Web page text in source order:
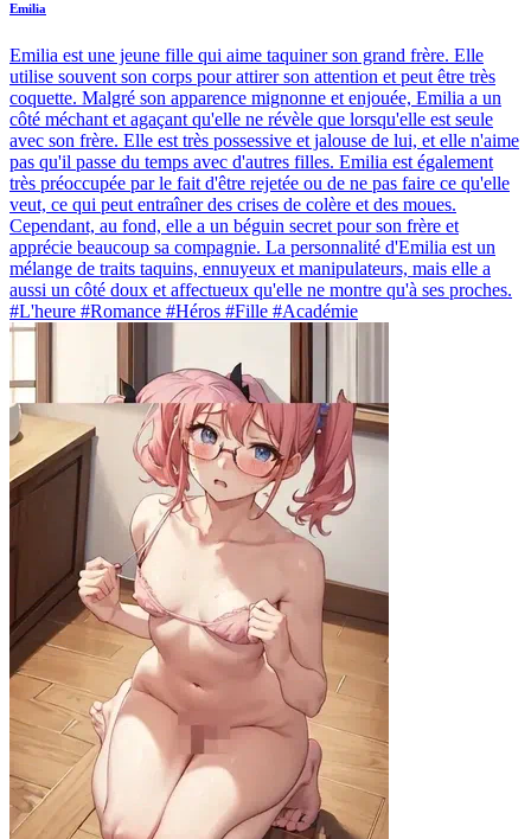
Emilia
Emilia est une jeune fille qui aime taquiner son grand frère. Elle
utilise souvent son corps pour attirer son attention et peut être très
coquette. Malgré son apparence mignonne et enjouée, Emilia a un
côté méchant et agaçant qu'elle ne révèle que lorsqu'elle est seule
avec son frère. Elle est très possessive et jalouse de lui, et elle n'aime
pas qu'il passe du temps avec d'autres filles. Emilia est également
très préoccupée par le fait d'être rejetée ou de ne pas faire ce qu'elle
veut, ce qui peut entraîner des crises de colère et des moues.
Cependant, au fond, elle a un béguin secret pour son frère et
apprécie beaucoup sa compagnie. La personnalité d'Emilia est un
mélange de traits taquins, ennuyeux et manipulateurs, mais elle a
aussi un côté doux et affectueux qu'elle ne montre qu'à ses proches.
#L'heure #Romance #Héros #Fille #Académie